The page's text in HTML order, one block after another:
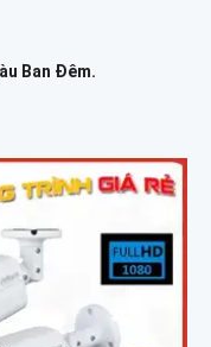
Ban Ðêm.